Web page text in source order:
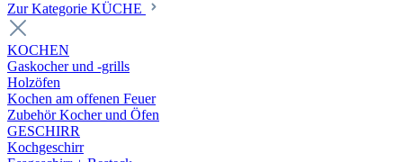
Zur Kategorie KÜCHE
KOCHEN
Gaskocher und -grills
Holzöfen
Kochen am offenen Feuer
Zubehör Kocher und Öfen
GESCHIRR
Kochgeschirr